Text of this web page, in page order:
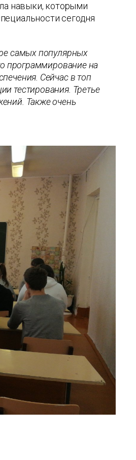
навыки, которыми
сегодня
самых популярных
программирование на
Сейчас в топ
тестирования. Третье
Также очень